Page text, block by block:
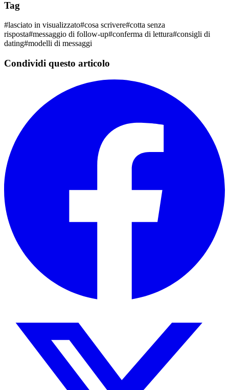
Tag
#lasciato in visualizzato#cosa scrivere#cotta senza
risposta#messaggio di follow-up#conferma di lettura#consigli di
dating#modelli di messaggi
Condividi questo articolo